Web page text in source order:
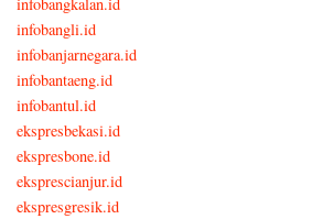
infobangli.id
infobanjarnegara.id
infobantaeng.id
infobantul.id
ekspresbekasi.id
ekspresbone.id
eksprescianjur.id
ekspresgresik.id